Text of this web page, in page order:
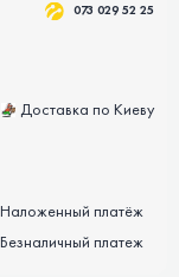
073 029 52 25
Доставка по Киеву
Наложенный платёж
Безналичный платеж